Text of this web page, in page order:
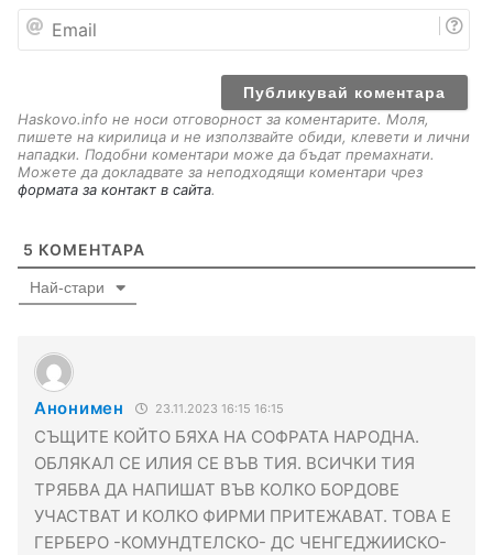
a
Haskovo.info не носи отговорност за коментарите. Моля,
пишете на кирилица и не използвайте обиди, клевети и лични
нападки. Подобни коментари може да бъдат премахнати.
Можете да докладвате за неподходящи коментари чрез
формата за контакт в сайта.
5 КОМЕНТАРА
Най-стари
Анонимен 23.11.2023 16:15 16:15
СЪЩИТЕ КОЙТО БЯХА НА СОФРАТА НАРОДНА.
ОБЛЯКАЛ СЕ ИЛИЯ СЕ ВЪВ ТИЯ. ВСИЧКИ ТИЯ
ТРЯБВА ДА НАПИШАТ ВЪВ КОЛКО БОРДОВЕ
УЧАСТВАТ И КОЛКО ФИРМИ ПРИТЕЖАВАТ. ТОВА Е
ГЕРБЕРО -КОМУНДТЕЛСКО- ДС ЧЕНГЕДЖИИСКО-